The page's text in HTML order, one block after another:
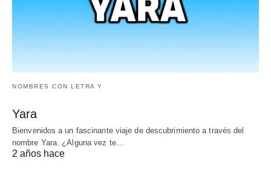
NOMBRES CON LETRA Y
Yara
Bienvenidos a un fascinante viaje de descubrimiento a través del
nombre Yara. ¿Alguna vez te…
2 años hace